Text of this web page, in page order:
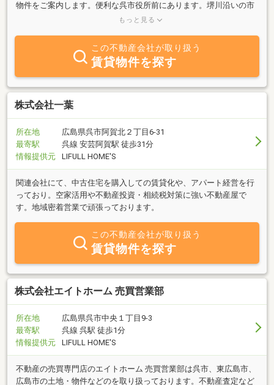
物件をご案内します。便利な呉市役所前にあります。堺川沿いの市
営駐車場(中通パーキング)をご利用下さい、駐車券を差し上げま
もっと見る
この不動産会社が取り扱う
賃貸物件を探す
株式会社一葉
所在地
広島県呉市阿賀北２丁目6-31
最寄駅
呉線 安芸阿賀駅 徒歩31分
情報提供元
LIFULL HOME'S
関連会社にて、中古住宅を購入しての賃貸化や、アパート経営を行
っており。空家活用や不動産投資・相続税対策に強い不動産屋で
す。地域密着営業で頑張っております。
この不動産会社が取り扱う
賃貸物件を探す
株式会社エイトホーム 売買営業部
所在地
広島県呉市中央１丁目9-3
最寄駅
呉線 呉駅 徒歩1分
情報提供元
LIFULL HOME'S
不動産の売買専門店のエイトホーム 売買営業部は呉市、東広島市、
広島市の土地・物件などのを取り扱っております。不動産査定など